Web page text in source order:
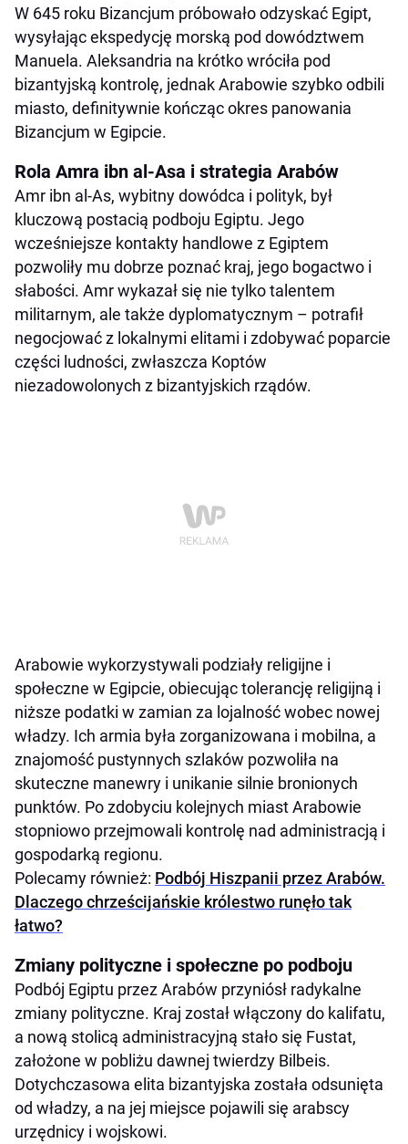
W 645 roku Bizancjum próbowało odzyskać Egipt,
wysyłając ekspedycję morską pod dowództwem
Manuela. Aleksandria na krótko wróciła pod
bizantyjską kontrolę, jednak Arabowie szybko odbili
miasto, definitywnie kończąc okres panowania
Bizancjum w Egipcie.
Rola Amra ibn al-Asa i strategia Arabów
Amr ibn al-As, wybitny dowódca i polityk, był
kluczową postacią podboju Egiptu. Jego
wcześniejsze kontakty handlowe z Egiptem
pozwoliły mu dobrze poznać kraj, jego bogactwo i
słabości. Amr wykazał się nie tylko talentem
militarnym, ale także dyplomatycznym – potrafił
negocjować z lokalnymi elitami i zdobywać poparcie
części ludności, zwłaszcza Koptów
niezadowolonych z bizantyjskich rządów.
Arabowie wykorzystywali podziały religijne i
społeczne w Egipcie, obiecując tolerancję religijną i
niższe podatki w zamian za lojalność wobec nowej
władzy. Ich armia była zorganizowana i mobilna, a
znajomość pustynnych szlaków pozwoliła na
skuteczne manewry i unikanie silnie bronionych
punktów. Po zdobyciu kolejnych miast Arabowie
stopniowo przejmowali kontrolę nad administracją i
gospodarką regionu.
Polecamy również: Podbój Hiszpanii przez Arabów.
Dlaczego chrześcijańskie królestwo runęło tak
łatwo?
Zmiany polityczne i społeczne po podboju
Podbój Egiptu przez Arabów przyniósł radykalne
zmiany polityczne. Kraj został włączony do kalifatu,
a nową stolicą administracyjną stało się Fustat,
założone w pobliżu dawnej twierdzy Bilbeis.
Dotychczasowa elita bizantyjska została odsunięta
od władzy, a na jej miejsce pojawili się arabscy
urzędnicy i wojskowi.